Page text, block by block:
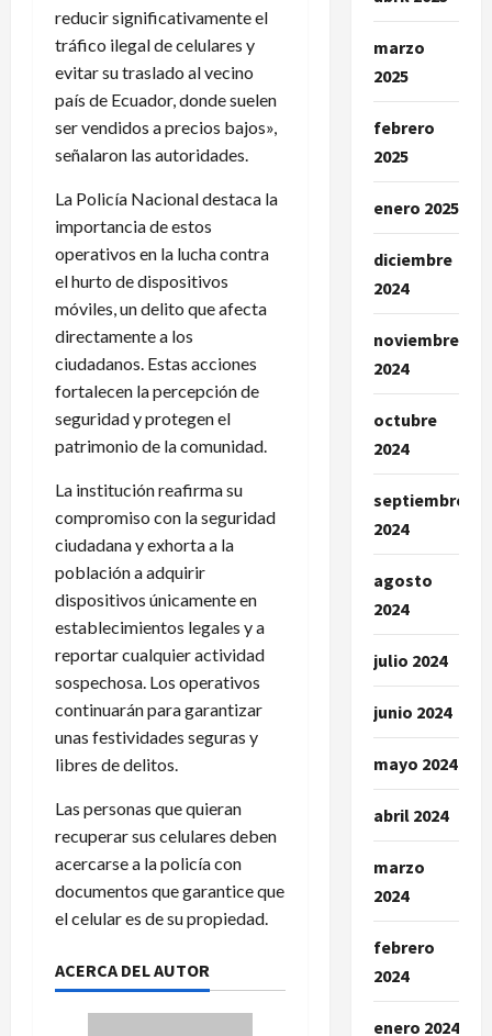
reducir significativamente el
tráfico ilegal de celulares y
evitar su traslado al vecino
país de Ecuador, donde suelen
ser vendidos a precios bajos»,
señalaron las autoridades.
La Policía Nacional destaca la
importancia de estos
operativos en la lucha contra
el hurto de dispositivos
móviles, un delito que afecta
directamente a los
ciudadanos. Estas acciones
fortalecen la percepción de
seguridad y protegen el
patrimonio de la comunidad.
La institución reafirma su
compromiso con la seguridad
ciudadana y exhorta a la
población a adquirir
dispositivos únicamente en
establecimientos legales y a
reportar cualquier actividad
sospechosa. Los operativos
continuarán para garantizar
unas festividades seguras y
libres de delitos.
Las personas que quieran
recuperar sus celulares deben
acercarse a la policía con
documentos que garantice que
el celular es de su propiedad.
ACERCA DEL AUTOR
marzo
2025
febrero
2025
enero 2025
diciembre
2024
noviembre
2024
octubre
2024
septiembre
2024
agosto
2024
julio 2024
junio 2024
mayo 2024
abril 2024
marzo
2024
febrero
2024
enero 2024